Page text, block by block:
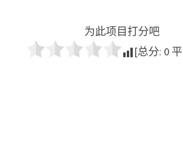
为此项目打分吧
[总分: 0